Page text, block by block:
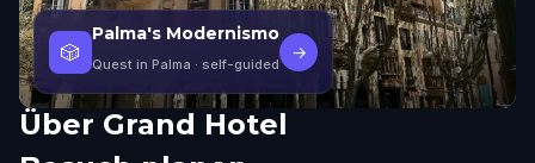
🎲
Palma's Modernismo
Quest in Palma · self-guided
→
Über Grand Hotel